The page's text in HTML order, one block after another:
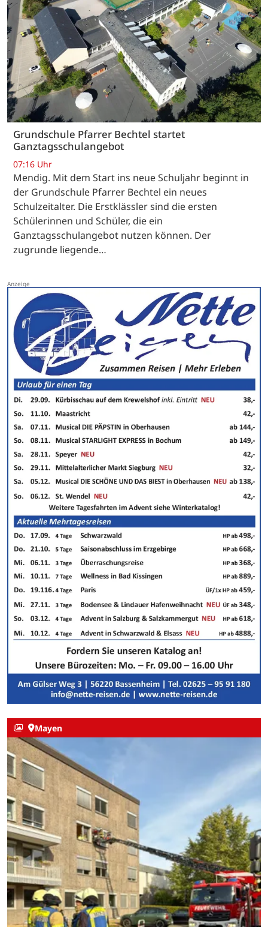
Grundschule Pfarrer Bechtel startet
Ganztagsschulangebot
07:16 Uhr
Mendig. Mit dem Start ins neue Schuljahr beginnt in
der Grundschule Pfarrer Bechtel ein neues
Schulzeitalter. Die Erstklässler sind die ersten
Schülerinnen und Schüler, die ein
Ganztagsschulangebot nutzen können. Der
zugrunde liegende…
Mayen